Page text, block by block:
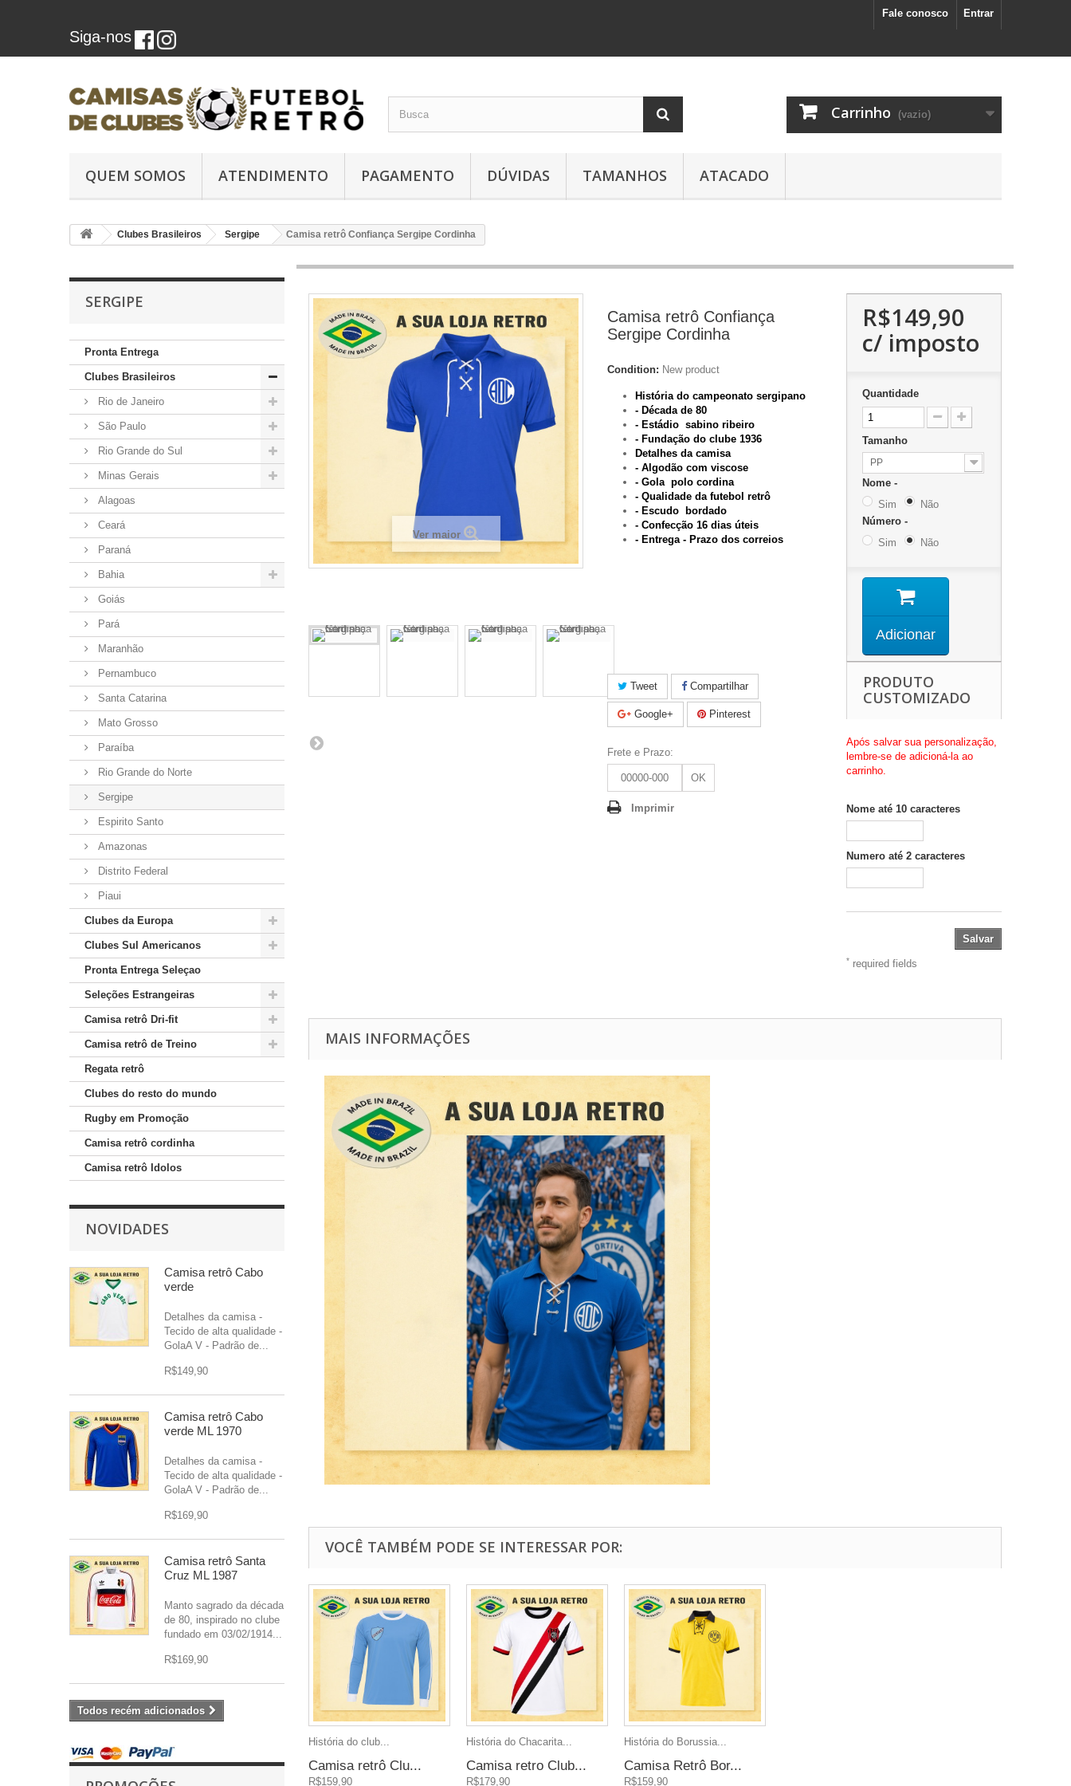
Entrar
Fale conosco
Siga-nos
Carrinho (vazio)
QUEM SOMOS ATENDIMENTO PAGAMENTO DÚVIDAS TAMANHOS ATACADO
Clubes Brasileiros Sergipe Camisa retrô Confiança Sergipe Cordinha
SERGIPE
Pronta Entrega
Clubes Brasileiros
Rio de Janeiro
São Paulo
Rio Grande do Sul
Minas Gerais
Alagoas
Ceará
Paraná
Bahia
Goiás
Pará
Maranhão
Pernambuco
Santa Catarina
Mato Grosso
Paraíba
Rio Grande do Norte
Sergipe
Espirito Santo
Amazonas
Distrito Federal
Piaui
Clubes da Europa
Clubes Sul Americanos
Pronta Entrega Seleçao
Seleções Estrangeiras
Camisa retrô Dri-fit
Camisa retrô de Treino
Regata retrô
Clubes do resto do mundo
Rugby em Promoção
Camisa retrô cordinha
Camisa retrô Idolos
NOVIDADES
Camisa retrô Cabo
verde
Detalhes da camisa -
Tecido de alta qualidade -
GolaA V - Padrão de...
R$149,90
Camisa retrô Cabo
verde ML 1970
Detalhes da camisa -
Tecido de alta qualidade -
GolaA V - Padrão de...
R$169,90
Camisa retrô Santa
Cruz ML 1987
Manto sagrado da década
de 80, inspirado no clube
fundado em 03/02/1914...
R$169,90
Todos recém adicionados
Ver maior
Camisa retrô Confiança
Sergipe Cordinha
Condition: New product
História do campeonato sergipano
- Década de 80
- Estádio sabino ribeiro
- Fundação do clube 1936
Detalhes da camisa
- Algodão com viscose
- Gola polo cordina
- Qualidade da futebol retrô
- Escudo bordado
- Confecção 16 dias úteis
- Entrega - Prazo dos correios
* Gola em V .
Tweet Compartilhar
Google+ Pinterest
Frete e Prazo:
OK
Imprimir
R$149,90
c/ imposto
Quantidade
Tamanho
PP
Nome -
Sim
Não
Número -
Sim
Não
Adicionar
PRODUTO
CUSTOMIZADO
Após salvar sua personalização,
lembre-se de adicioná-la ao
carrinho.
Nome até 10 caracteres
Numero até 2 caracteres
Salvar
*required fields
MAIS INFORMAÇÕES
VOCÊ TAMBÉM PODE SE INTERESSAR POR:
História do club...
Camisa retrô Clu...
R$159,90
História do Chacarita...
Camisa retro Club...
R$179,90
História do Borussia...
Camisa Retrô Bor...
R$159,90